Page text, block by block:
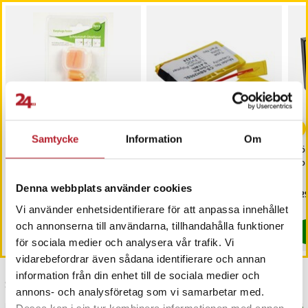
Samtycke Information Om
Denna webbplats använder cookies
Vi använder enhetsidentifierare för att anpassa innehållet
och annonserna till användarna, tillhandahålla funktioner
för sociala medier och analysera vår trafik. Vi
vidarebefordrar även sådana identifierare och annan
information från din enhet till de sociala medier och
annons- och analysföretag som vi samarbetar med.
Öronproppar /
Hörselproppar med extra
Nuvarande pris:
59 krTidigare pris:79 kr
59 kr 79 kr
I lager, levereras inom 1-2 vardagar
Köp
Pris:69 kr
69 kr
Varan finns i vårt fjärrlager, förväntas
Köp
Senast besökta